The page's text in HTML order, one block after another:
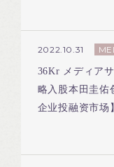
2022.10.31
36Kr メディア
略入股本田圭佑
企业投融资市场】